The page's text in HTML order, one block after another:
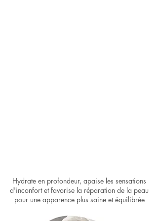
Hydrate en profondeur, apaise les sensations
d'inconfort et favorise la rép aration de la peau
pour une apparence plus saine et équilibrée